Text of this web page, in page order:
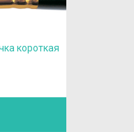
короткая